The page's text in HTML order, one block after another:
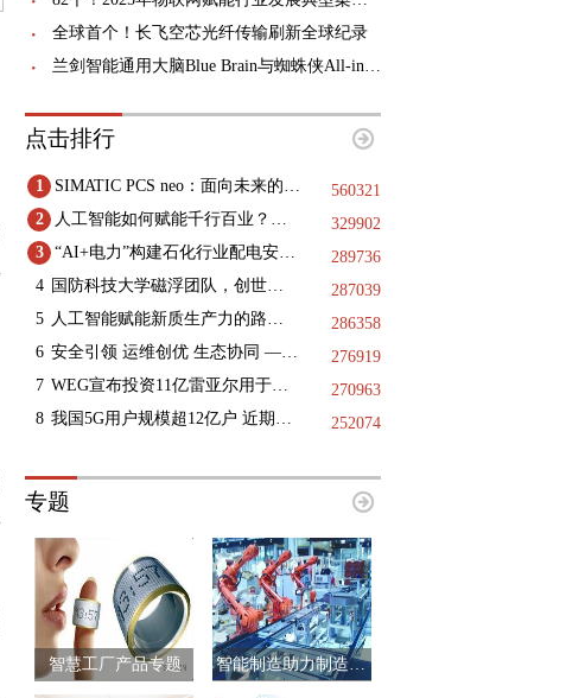
全球首个！长飞空芯光纤传输刷新全球纪录
兰剑智能通用大脑Blue Brain与蜘蛛侠All-in-One全域方案正式发布
点击排行
1 SIMATIC PCS neo：面向未来的DCS
560321
2
人工智能如何赋能千行百业？三地政协献策
329902
3
“AI+电力”构建石化行业配电安全基石，践行绿色低碳未来
289736
4
国防科技大学磁浮团队，创世界纪录
287039
5
人工智能赋能新质生产力的路径指引
286358
6
安全引领 运维创优 生态协同 —— 第十二届国际核电运维大会于9月11日-12日在浙江海盐成功举办
276919
7
WEG宣布投资11亿雷亚尔用于巴西国内的工业扩张项目
270963
8
我国5G用户规模超12亿户 近期已启动第二阶段6G技术试验 252074
专题
智慧工厂产品专题 智能制造助力制造业升级